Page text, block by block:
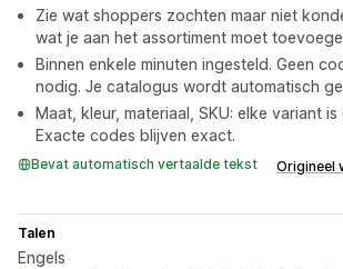
Zie wat shoppers zochten maar niet
wat je aan het assortiment moet
Binnen enkele minuten ingesteld. Geen
nodig. Je catalogus wordt automatisch
Maat, kleur, materiaal, SKU: elke variant
Exacte codes blijven exact.
Bevat automatisch vertaalde tekst Origineel
Talen
Engels